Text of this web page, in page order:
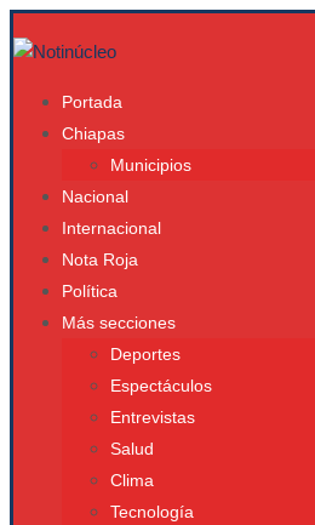
Portada
Chiapas
Municipios
Nacional
Internacional
Nota Roja
Política
Más secciones
Deportes
Espectáculos
Entrevistas
Salud
Clima
Tecnología